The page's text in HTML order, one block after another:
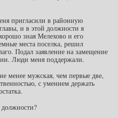
пригласили в районную
и в этой должности я
зная Мелехово и его
места поселка, решил
Подал заявление на замещение
Люди меня поддержали.
менее мужская, чем первые две,
с умением держать